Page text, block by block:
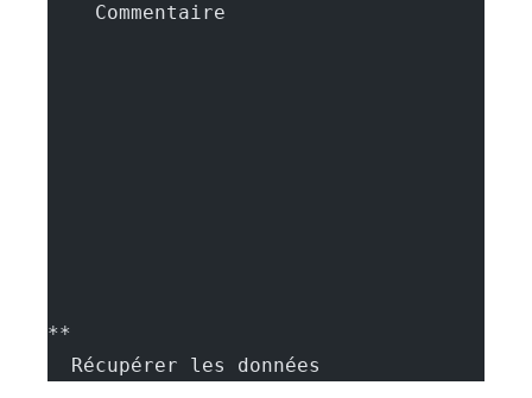
    Commentaire
**
  Récupérer les données